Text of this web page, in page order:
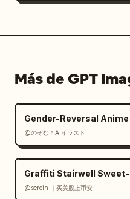
Más de GPT
Gender-Reversal
@のぞむ＊AIイラスト
Graffiti Stairwell
@serein ｜买美股上币安